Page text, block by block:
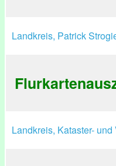
Landkreis, Patrick
Landkreis, Kataster-